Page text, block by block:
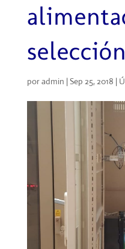
selección
poradmin |Sep 25, 2018 |